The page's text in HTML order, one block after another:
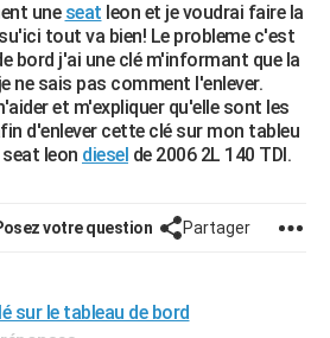
une seat leon et je voudrai faire la
tout va bien! Le probleme c'est
bord j'ai une clé m'informant que la
ne sais pas comment l'enlever.
et m'expliquer qu'elle sont les
d'enlever cette clé sur mon tableu
leon diesel de 2006 2L 140 TDI.
votre question Partager
sur le tableau de bord